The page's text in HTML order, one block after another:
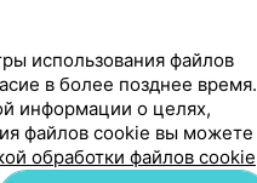
использования файлов
в более позднее время.
информации о целях,
файлов cookie вы можете
обработки файлов cookie